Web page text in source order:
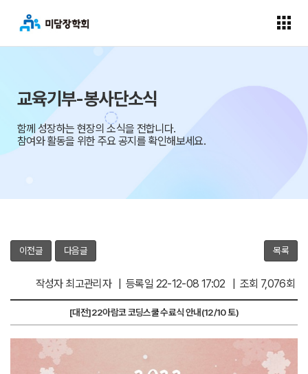
교육기부-봉사단소식
함께 성장하는 현장의 소식을 전합니다.
참여와 활동을 위한 주요 공지를 확인해보세요.
이전글 다음글 목록
작성자 최고관리자 | 등록일 22-12-08 17:02 | 조회 7,076회
[대전]22아람코 코딩스쿨 수료식 안내(12/10 토)